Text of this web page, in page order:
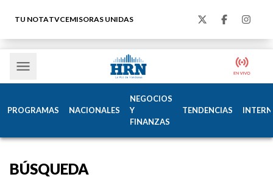
TU NOTATVCEMISORAS UNIDAS
PROGRAMAS NACIONALES
NEGOCIOS
Y
FINANZAS
TENDENCIAS
BÚSQUEDA